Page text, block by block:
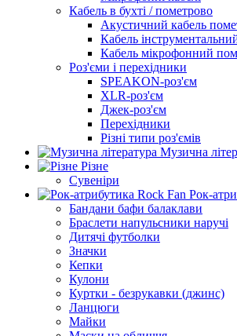
Кабель в бухті / пометрово
Акустичний кабель
Кабель
Кабель мікрофонний
Роз'єми і перехідники
SPEAKON-роз'єм
XLR-роз'єм
Джек-роз'єм
Перехідники
Різні типи роз'ємів
Музична
Різне
Сувеніри
Рок-
Бандани бафи балаклави
Браслети напульсники наручі
Дитячі футболки
Значки
Кепки
Кулони
Куртки - безрукавки (джинс)
Ланцюги
Майки